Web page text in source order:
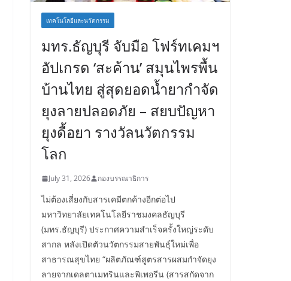
เทคโนโลยีและนวัตกรรม
มทร.ธัญบุรี จับมือ โฟร์ทเคมฯ
อัปเกรด ‘สะค้าน’ สมุนไพรพื้น
บ้านไทย สู่สุดยอดน้ำยากำจัด
ยุงลายปลอดภัย – สยบปัญหา
ยุงดื้อยา รางวัลนวัตกรรม
โลก
July 31, 2026 กองบรรณาธิการ
ไม่ต้องเสี่ยงกับสารเคมีตกค้างอีกต่อไป
มหาวิทยาลัยเทคโนโลยีราชมงคลธัญบุรี
(มทร.ธัญบุรี) ประกาศความสำเร็จครั้งใหญ่ระดับ
สากล หลังเปิดตัวนวัตกรรมสายพันธุ์ใหม่เพื่อ
สาธารณสุขไทย “ผลิตภัณฑ์สูตรสารผสมกำจัดยุง
ลายจากเดลตาเมทรินและพิเพอรีน (สารสกัดจาก